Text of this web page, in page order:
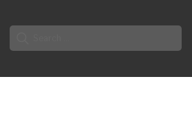
Search
for: